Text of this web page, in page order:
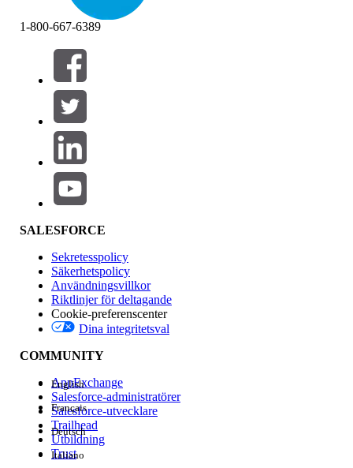
Filter (0)
VÄLJ FILTER
Produktområde
Funktionspåverkan
Version
Händelse
1-800-667-6389
SALESFORCE
Sekretesspolicy
Säkerhetspolicy
Användningsvillkor
Riktlinjer för deltagande
Cookie-preferenscenter
Dina integritetsval
COMMUNITY
AppExchange
Salesforce-administratörer
Salesforce-utvecklare
Trailhead
Utbildning
Trust
English
Français
Deutsch
Italiano